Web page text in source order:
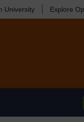
University Explore